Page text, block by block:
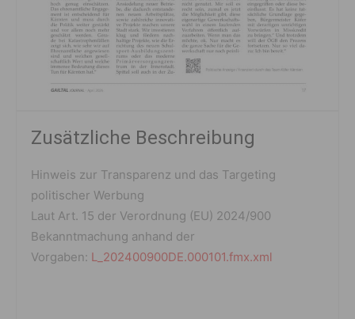
Zusätzliche Beschreibung
Hinweis zur Transparenz und das Targeting
politischer Werbung
Laut Art. 15 der Verordnung (EU) 2024/900
Bekanntmachung anhand der
Vorgaben: L_202400900DE.000101.fmx.xml